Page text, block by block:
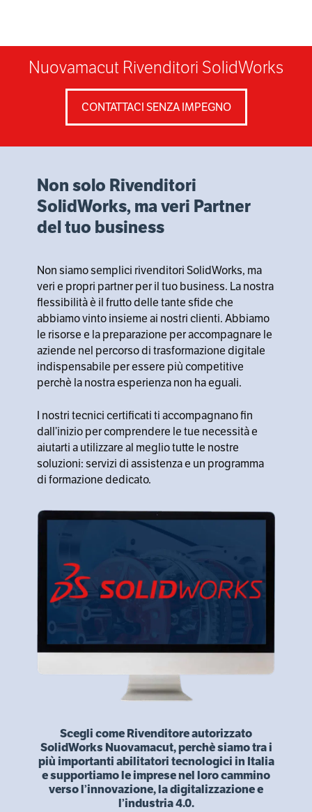
Nuovamacut Rivenditori SolidWorks
CONTATTACI SENZA IMPEGNO
Non solo Rivenditori
SolidWorks, ma veri Partner
del tuo business
Non siamo semplici rivenditori SolidWorks, ma
veri e propri partner per il tuo business. La nostra
flessibilità è il frutto delle tante sfide che
abbiamo vinto insieme ai nostri clienti. Abbiamo
le risorse e la preparazione per accompagnare le
aziende nel percorso di trasformazione digitale
indispensabile per essere più competitive
perchè la nostra esperienza non ha eguali.
I nostri tecnici certificati ti accompagnano fin
dall’inizio per comprendere le tue necessità e
aiutarti a utilizzare al meglio tutte le nostre
soluzioni: servizi di assistenza e un programma
di formazione dedicato.
Scegli come Rivenditore autorizzato
SolidWorks Nuovamacut, perchè siamo tra i
più importanti abilitatori tecnologici in Italia
e supportiamo le imprese nel loro cammino
verso l’innovazione, la digitalizzazione e
l’industria 4.0.